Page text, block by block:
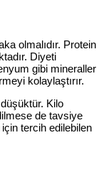
olmalıdır. Protein
Diyeti
gibi mineraller
kolaylaştırır.
Kilo
de tavsiye
için tercih edilebilen